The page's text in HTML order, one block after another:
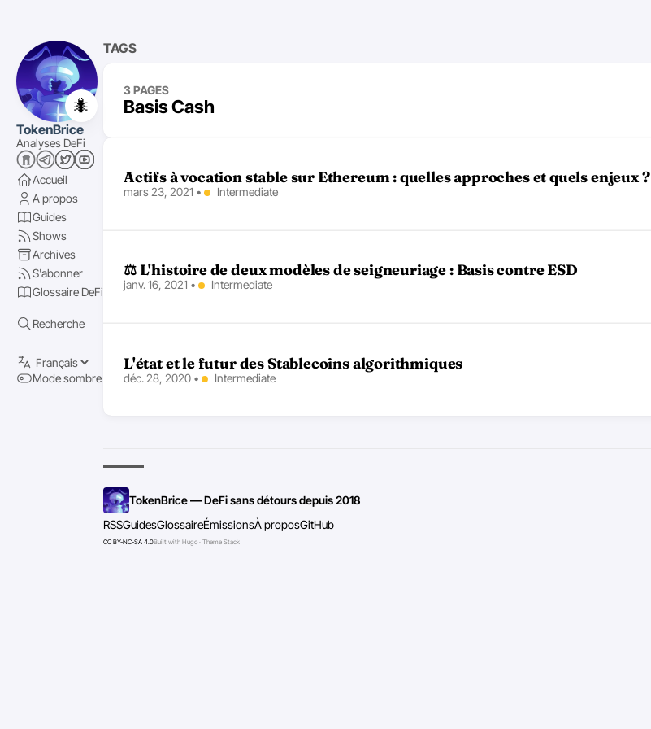
🐜
TokenBrice
Analyses DeFi
Accueil
A propos
Guides
Shows
Archives
S'abonner
Glossaire DeFi
Recherche
Mode sombre
TAGS
3 PAGES
Basis Cash
Actifs à vocation stable sur Ethereum : quelles approches et quels enjeux ?
mars 23, 2021 • Intermediate
⚖ L'histoire de deux modèles de seigneuriage : Basis contre ESD
janv. 16, 2021 • Intermediate
L'état et le futur des Stablecoins algorithmiques
déc. 28, 2020 • Intermediate
TokenBrice — DeFi sans détours depuis 2018
RSSGuidesGlossaireÉmissionsÀ proposGitHub
CC BY-NC-SA 4.0Built with Hugo · Theme Stack